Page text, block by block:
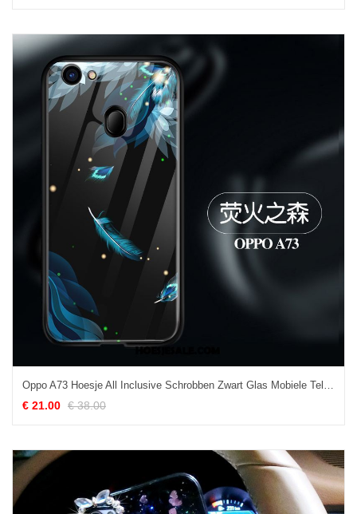
Oppo A73 Hoesje All Inclusive Schrobben Zwart Glas Mobiele Telefoon Kopen
€ 21.00 € 38.00